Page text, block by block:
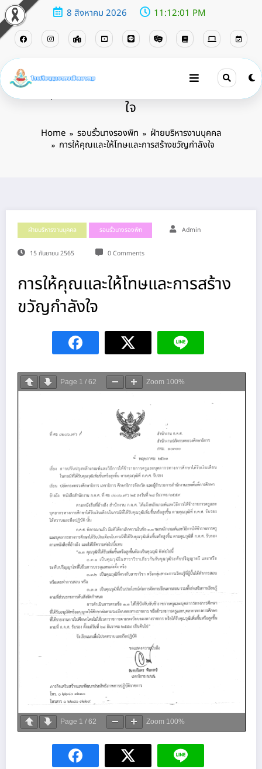
8 สิงหาคม 2026 11:12:02 PM
การให้คุณและให้โทษและการสร้างขวัญกำลัง
ใจ
Home รอบรั้วนางรองพิท
ฝ่ายบริหารงานบุคคล
การให้คุณและให้โทษและการสร้างขวัญกำลังใจ
ฝ่ายบริหารงานบุคคล รอบรั้วนางรองพิท Admin
15 กันยายน 2565 0 Comments
การให้คุณและให้โทษและการสร้าง
ขวัญกำลังใจ
Page 1 / 62 Zoom 100%
Page 1 / 62 Zoom 100%